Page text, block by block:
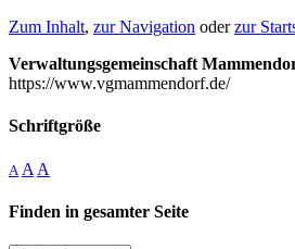
Zum Inhalt, zur Navigation oderzur
Verwaltungsgemeinschaft
https://www.vgmammendorf.de/
Schriftgröße
A A A
Finden in gesamter Seite